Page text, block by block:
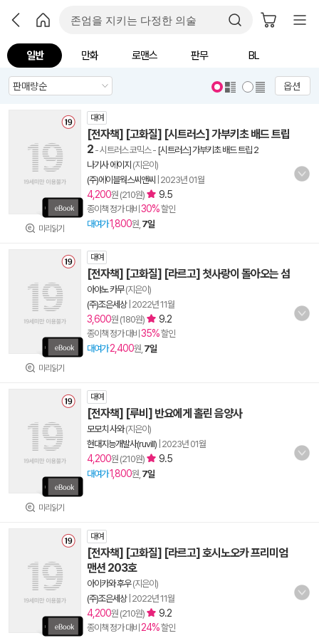
일반 만화 로맨스 판무 BL
옵션
미리읽기
대여
[전자책] [고화질] [시트러스] 가부키초 배드 트립
2 - 시트러스 코믹스- [시트러스] 가부키초 배드 트립 2
나기사 에이지 (지은이)
(주)에이블웍스씨앤씨
2023년 01월
4,200원 (210원) 9.5
종이책 정가 대비 30%할인
대여가1,800원, 7일
미리읽기
대여
[전자책] [고화질] [라르고] 첫사랑이 돌아오는 섬
아야노 카무(지은이)
(주)조은세상| 2022년 11월
3,600원 (180원) 9.2
종이책 정가 대비 35%할인
대여가 2,400원, 7일
미리읽기
대여
[전자책] [루비] 반요에게 홀린 음양사
모모치 사와(지은이)
현대지능개발사(ruvill) 2023년 01월
4,200원 (210원) 9.5
대여가1,800원, 7일
대여
[전자책] [고화질] [라르고] 호시노오카 프리미엄
맨션 203호
아이카와 후우(지은이)
(주)조은세상| 2022년 11월
4,200원 (210원) 9.2
종이책 정가 대비 24%할인